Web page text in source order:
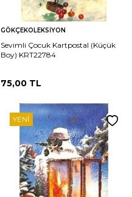
GÖKÇEKOLEKSIYON
Sevimli Çocuk Kartpostal (Küçük
Boy) KRT22784
75,00 TL
YENI